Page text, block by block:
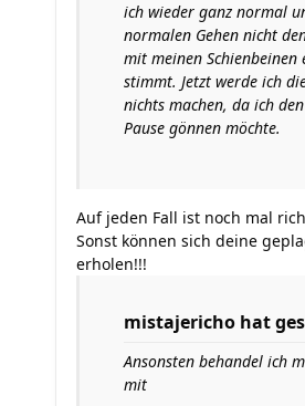
ich wieder ganz normal
normalen Gehen nicht
mit meinen Schienbeinen
stimmt. Jetzt werde ich
nichts machen, da ich
Pause gönnen möchte.
Auf jeden Fall ist noch mal
Sonst können sich deine
erholen!!!
mistajericho hat
Ansonsten behandel ich
mit